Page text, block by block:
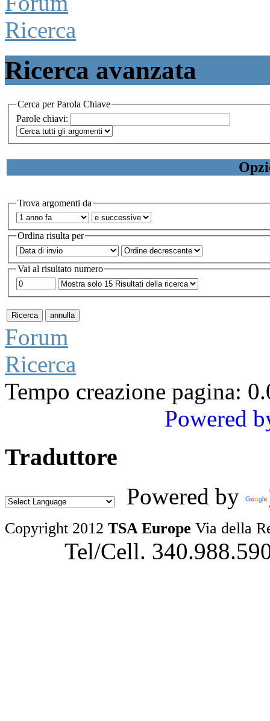
Ricerca
Ricerca avanzata
Cerca per Parola Chiave
Parole chiavi:
Trova argomenti da
Ordina risulta per
Vai al risultato numero
Forum
Ricerca
Tempo creazione pagina:
Powered
Traduttore
Powered by
Copyright 2012 TSA Europe Via della
Tel/Cell.